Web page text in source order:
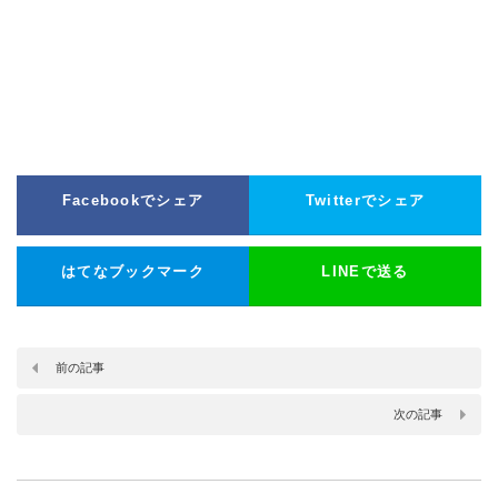
Facebookでシェア Twitterでシェア
はてなブックマーク LINEで送る
前の記事
次の記事